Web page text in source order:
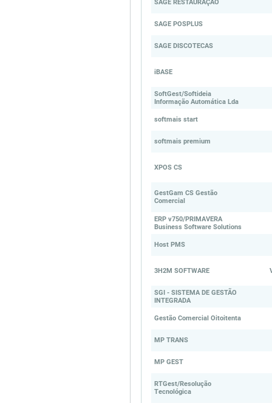
SAGE RESTAURAÇÃO
SAGE POSPLUS
SAGE DISCOTECAS
iBASE
SoftGest/Softideia
Informação Automática Lda
softmais start
softmais premium
XPOS CS
GestGam CS Gestão
Comercial
ERP v750/PRIMAVERA
Business Software Solutions
Host PMS
3H2M SOFTWARE
SGI - SISTEMA DE GESTÃO
INTEGRADA
Gestão Comercial Oitoitenta
MP TRANS
MP GEST
RTGest/Resolução
Tecnológica